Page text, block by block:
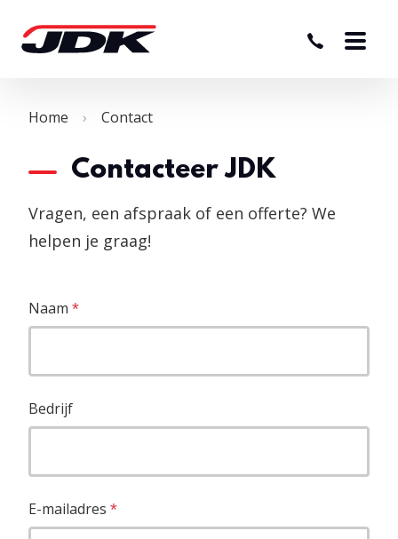
Home Contact
Contacteer JDK
Vragen, een afspraak of een offerte? We
helpen je graag!
Naam *
Bedrijf
E-mailadres *